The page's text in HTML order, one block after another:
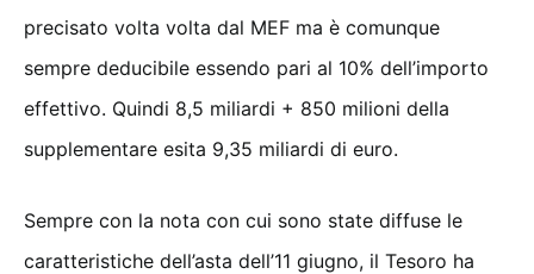
precisato volta volta dal MEF ma è comunque
sempre deducibile essendo pari al 10% dell’importo
effettivo. Quindi 8,5 miliardi + 850 milioni della
supplementare esita 9,35 miliardi di euro.
Sempre con la nota con cui sono state diffuse le
caratteristiche dell’asta dell’11 giugno, il Tesoro ha